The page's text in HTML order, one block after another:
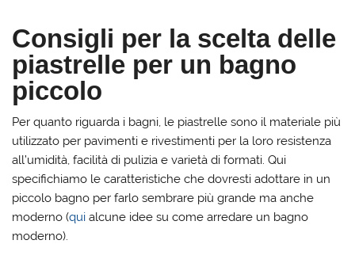
Consigli per la scelta delle
piastrelle per un bagno
piccolo
Per quanto riguarda i bagni, le piastrelle sono il materiale più
utilizzato per pavimenti e rivestimenti per la loro resistenza
all’umidità, facilità di pulizia e varietà di formati. Qui
specifichiamo le caratteristiche che dovresti adottare in un
piccolo bagno per farlo sembrare più grande ma anche
moderno (qui alcune idee su come arredare un bagno
moderno).